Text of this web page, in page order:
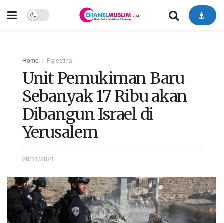
Home Palestina
Unit Pemukiman Baru
Sebanyak 17 Ribu akan
Dibangun Israel di
Yerusalem
28/11/2021